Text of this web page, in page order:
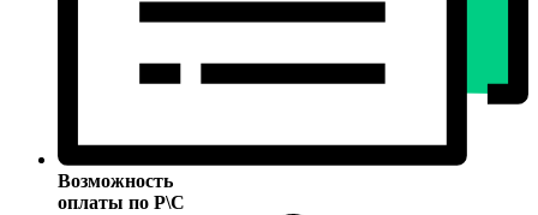
Возможность
оплаты по Р\С